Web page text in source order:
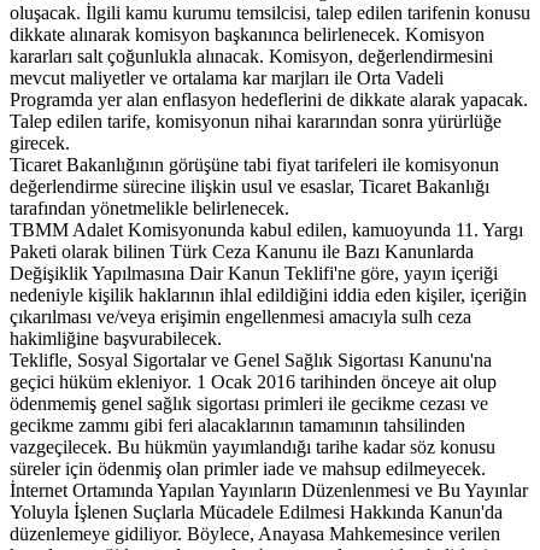
oluşacak. İlgili kamu kurumu temsilcisi, talep edilen tarifenin konusu
dikkate alınarak komisyon başkanınca belirlenecek. Komisyon
kararları salt çoğunlukla alınacak. Komisyon, değerlendirmesini
mevcut maliyetler ve ortalama kar marjları ile Orta Vadeli
Programda yer alan enflasyon hedeflerini de dikkate alarak yapacak.
Talep edilen tarife, komisyonun nihai kararından sonra yürürlüğe
girecek.
Ticaret Bakanlığının görüşüne tabi fiyat tarifeleri ile komisyonun
değerlendirme sürecine ilişkin usul ve esaslar, Ticaret Bakanlığı
tarafından yönetmelikle belirlenecek.
TBMM Adalet Komisyonunda kabul edilen, kamuoyunda 11. Yargı
Paketi olarak bilinen Türk Ceza Kanunu ile Bazı Kanunlarda
Değişiklik Yapılmasına Dair Kanun Teklifi'ne göre, yayın içeriği
nedeniyle kişilik haklarının ihlal edildiğini iddia eden kişiler, içeriğin
çıkarılması ve/veya erişimin engellenmesi amacıyla sulh ceza
hakimliğine başvurabilecek.
Teklifle, Sosyal Sigortalar ve Genel Sağlık Sigortası Kanunu'na
geçici hüküm ekleniyor. 1 Ocak 2016 tarihinden önceye ait olup
ödenmemiş genel sağlık sigortası primleri ile gecikme cezası ve
gecikme zammı gibi feri alacaklarının tamamının tahsilinden
vazgeçilecek. Bu hükmün yayımlandığı tarihe kadar söz konusu
süreler için ödenmiş olan primler iade ve mahsup edilmeyecek.
İnternet Ortamında Yapılan Yayınların Düzenlenmesi ve Bu Yayınlar
Yoluyla İşlenen Suçlarla Mücadele Edilmesi Hakkında Kanun'da
düzenlemeye gidiliyor. Böylece, Anayasa Mahkemesince verilen